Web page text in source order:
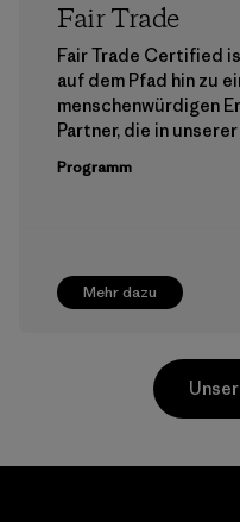
Mehr dazu
Fair Trade
Fair Trade Certified
auf dem Pfad hin zu
menschenwürdigen
Partner, die in
Programm